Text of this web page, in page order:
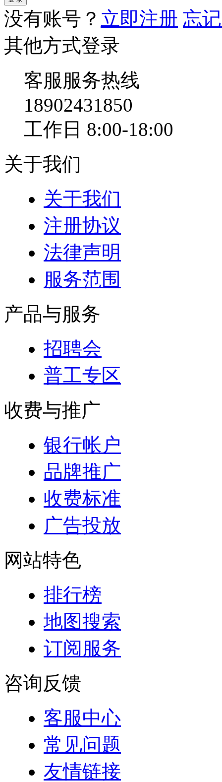
没有账号？ 立即注册 忘
其他方式登录
客服服务热线
18902431850
工作日 8:00-18:00
关于我们
关于我们
注册协议
法律声明
服务范围
产品与服务
招聘会
普工专区
收费与推广
银行帐户
品牌推广
收费标准
广告投放
网站特色
排行榜
地图搜索
订阅服务
咨询反馈
客服中心
常见问题
友情链接